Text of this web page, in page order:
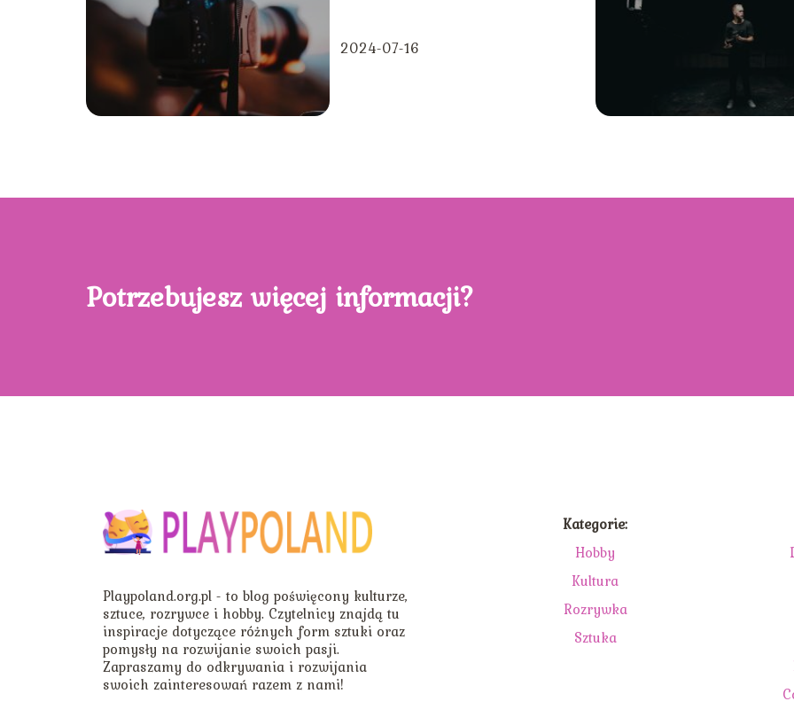
2024-07-16
Potrzebujesz więcej informacji?
Playpoland.org.pl - to blog poświęcony kulturze,
sztuce, rozrywce i hobby. Czytelnicy znajdą tu
inspiracje dotyczące różnych form sztuki oraz
pomysły na rozwijanie swoich pasji.
Zapraszamy do odkrywania i rozwijania
swoich zainteresowań razem z nami!
Kategorie:
Hobby
Kultura
Rozrywka
Sztuka